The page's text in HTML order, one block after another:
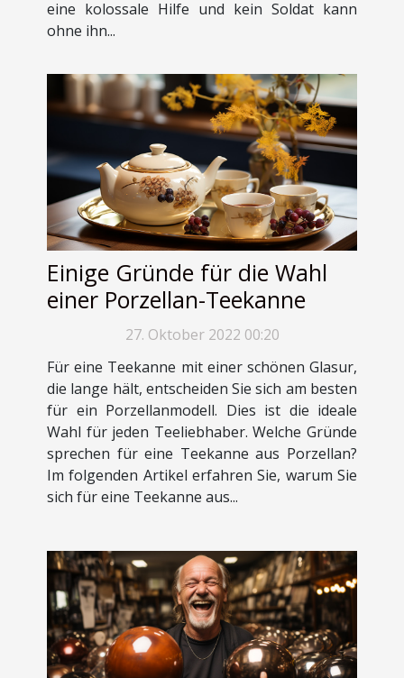
eine kolossale Hilfe und kein Soldat kann
ohne ihn...
Einige Gründe für die Wahl
einer Porzellan-Teekanne
27. Oktober 2022 00:20
Für eine Teekanne mit einer schönen Glasur,
die lange hält, entscheiden Sie sich am besten
für ein Porzellanmodell. Dies ist die ideale
Wahl für jeden Teeliebhaber. Welche Gründe
sprechen für eine Teekanne aus Porzellan?
Im folgenden Artikel erfahren Sie, warum Sie
sich für eine Teekanne aus...